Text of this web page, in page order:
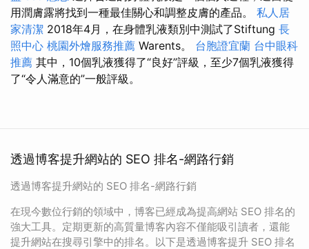
用潤膚露將找到一種最佳關心和調整皮膚的產品。 私人居
家清潔 2018年4月，在身體乳液類別中測試了Stiftung 長
照中心 桃園外燴服務推薦 Warents。 台胞證宜蘭 台中眼科
推薦 其中，10個乳液獲得了“良好”評級，至少7個乳液獲得
了“令人滿意的”一般評級。
透過博客提升網站的 SEO 排名-網路行銷
透過博客提升網站的 SEO 排名-網路行銷
在現今數位行銷的領域中，博客已經成為提高網站 SEO 排名的
強大工具。定期更新的高質量博客內容不僅能吸引讀者，還能
提升網站在搜尋引擎中的排名。以下是透過博客提升 SEO 排名